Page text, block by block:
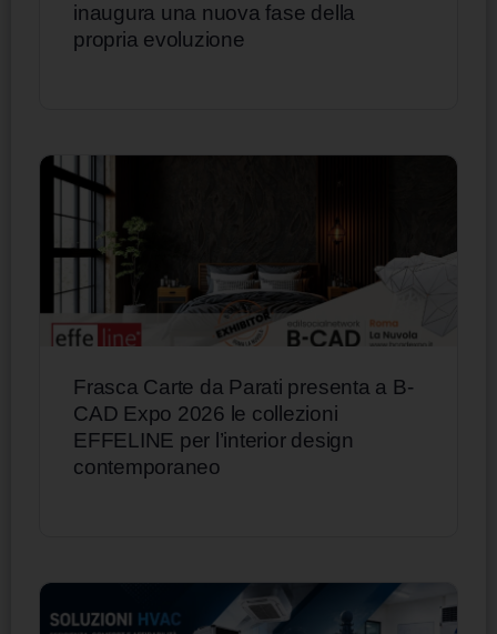
inaugura una nuova fase della
propria evoluzione
Frasca Carte da Parati presenta a B-
CAD Expo 2026 le collezioni
EFFELINE per l’interior design
contemporaneo